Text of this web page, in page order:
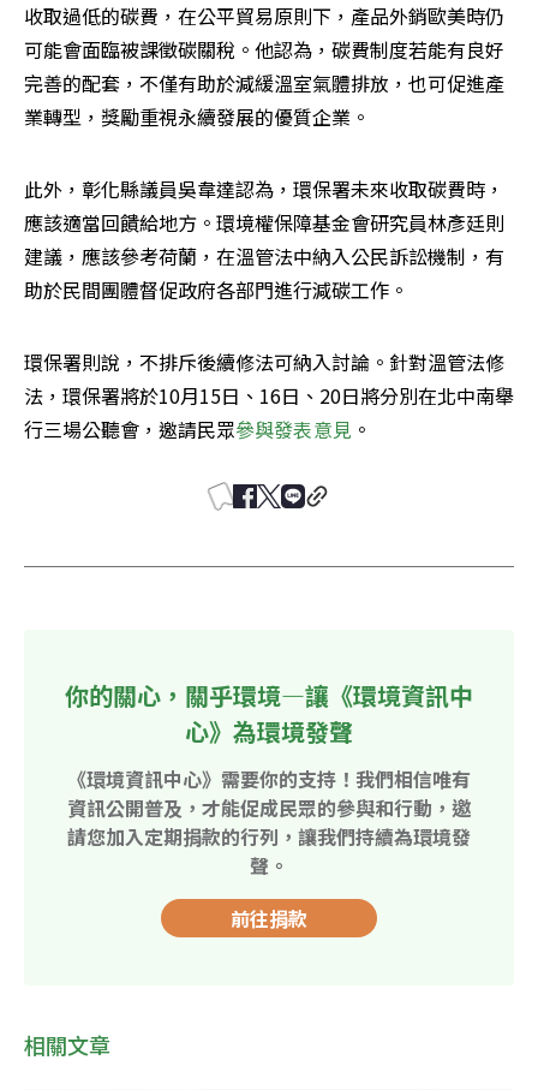
收取過低的碳費，在公平貿易原則下，產品外銷歐美時仍
可能會面臨被課徵碳關稅。他認為，碳費制度若能有良好
完善的配套，不僅有助於減緩溫室氣體排放，也可促進產
業轉型，獎勵重視永續發展的優質企業。
此外，彰化縣議員吳韋達認為，環保署未來收取碳費時，
應該適當回饋給地方。環境權保障基金會研究員林彥廷則
建議，應該參考荷蘭，在溫管法中納入公民訴訟機制，有
助於民間團體督促政府各部門進行減碳工作。
環保署則說，不排斥後續修法可納入討論。針對溫管法修
法，環保署將於10月15日、16日、20日將分別在北中南舉
行三場公聽會，邀請民眾參與發表意見 。
你的關心，關乎環境—讓《環境資訊中
心》為環境發聲
《環境資訊中心》需要你的支持！我們相信唯有
資訊公開普及，才能促成民眾的參與和行動，邀
請您加入定期捐款的行列，讓我們持續為環境發
聲。
前往捐款
相關文章